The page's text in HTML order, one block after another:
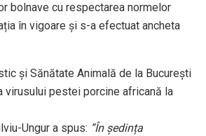
bolnave cu respectarea normelor
în vigoare și s-a efectuat ancheta
și Sănătate Animală de la București
virusului pestei porcine africană la
Ungur a spus: ”În ședința